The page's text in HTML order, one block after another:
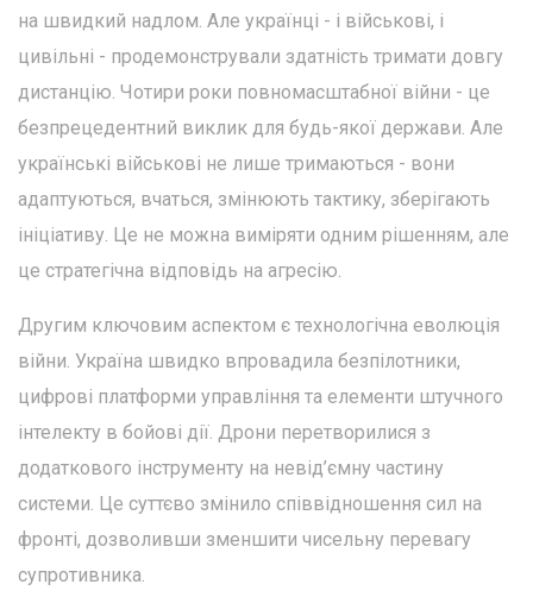
на швидкий надлом. Але українці - і військові, і
цивільні - продемонстрували здатність тримати довгу
дистанцію. Чотири роки повномасштабної війни - це
безпрецедентний виклик для будь-якої держави. Але
українські військові не лише тримаються - вони
адаптуються, вчаться, змінюють тактику, зберігають
ініціативу. Це не можна виміряти одним рішенням, але
це стратегічна відповідь на агресію.
Другим ключовим аспектом є технологічна еволюція
війни. Україна швидко впровадила безпілотники,
цифрові платформи управління та елементи штучного
інтелекту в бойові дії. Дрони перетворилися з
додаткового інструменту на невід’ємну частину
системи. Це суттєво змінило співвідношення сил на
фронті, дозволивши зменшити чисельну перевагу
супротивника.